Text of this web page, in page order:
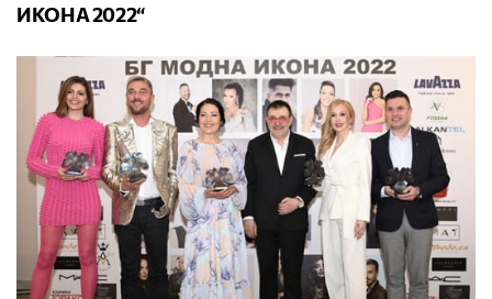
ИКОНА 2022“